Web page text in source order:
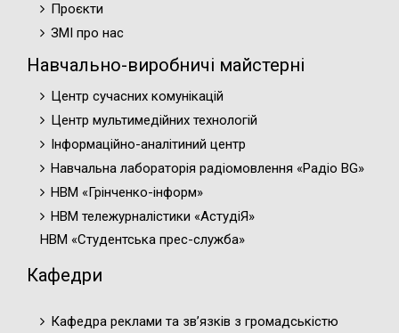
Проєкти
ЗМІ про нас
Навчально-виробничі майстерні
Центр сучасних комунікацій
Центр мультимедійних технологій
Інформаційно-аналітиний центр
Навчальна лабораторія радіомовлення «Радіо BG»
НВМ «Грінченко-інформ»
НВМ тележурналістики «АстудіЯ»
НВМ «Студентська прес-служба»
Кафедри
Кафедра реклами та зв’язків з громадськістю